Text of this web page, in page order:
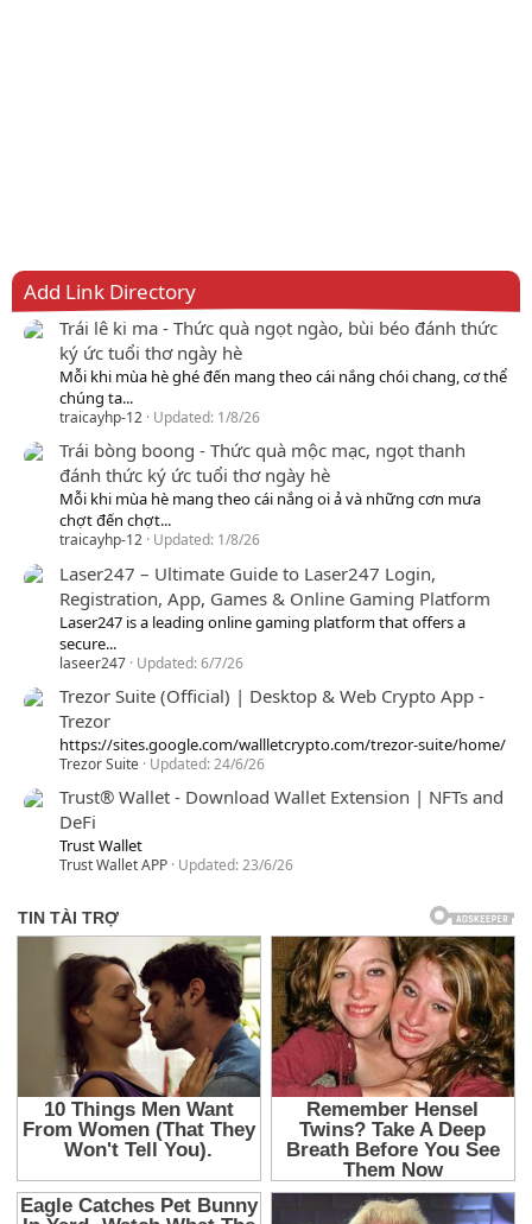
Add Link Directory
Trái lê ki ma - Thức quà ngọt ngào, bùi béo đánh thức
ký ức tuổi thơ ngày hè
Mỗi khi mùa hè ghé đến mang theo cái nắng chói chang, cơ thể
chúng ta...
traicayhp-12 Updated: 1/8/26
Trái bòng boong - Thức quà mộc mạc, ngọt thanh
đánh thức ký ức tuổi thơ ngày hè
Mỗi khi mùa hè mang theo cái nắng oi ả và những cơn mưa
chợt đến chợt...
traicayhp-12 Updated: 1/8/26
Laser247 – Ultimate Guide to Laser247 Login,
Registration, App, Games & Online Gaming Platform
Laser247 is a leading online gaming platform that offers a
secure...
laseer247 Updated:6/7/26
Trezor Suite (Official) | Desktop & Web Crypto App -
Trezor
https://sites.google.com/wallletcrypto.com/trezor-suite/home/
Trezor Suite Updated:24/6/26
Trust® Wallet - Download Wallet Extension | NFTs and
DeFi
Trust Wallet
Trust Wallet APP Updated:23/6/26